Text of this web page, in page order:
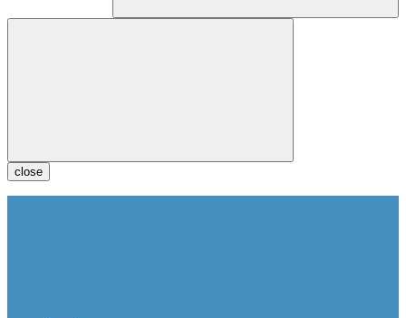
close